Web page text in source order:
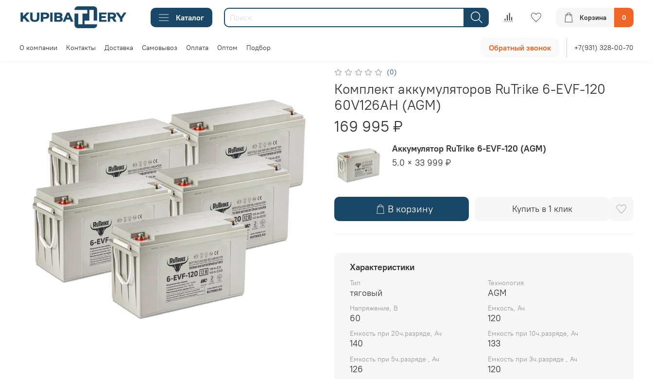
Каталог Корзина 0
О компании Контакты Доставка Самовывоз Оплата Оптом Подбор Обратный звонок +7(931) 328-00-70
(0)
Комплект аккумуляторов RuTrike 6-EVF-120
60V126AH (AGM)
169 995 ₽
Аккумулятор RuTrike 6-EVF-120 (AGM)
5.0 × 33 999 ₽
В корзину Купить в 1 клик
Характеристики
Тип
тяговый
Технология
AGM
Напряжение, В
60
Емкость, Ач
120
Емкость при 20ч.разряде, Ач
140
Емкость при 10ч.разряде, Ач
133
Емкость при 5ч.разряде , Ач
126
Емкость при 3ч.разряде , Ач
120